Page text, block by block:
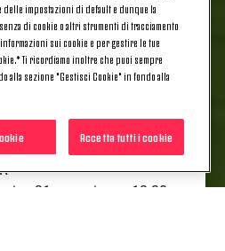
JUVENTUS-HELLAS
ore 20.45:
17 gennaio ore
20 gennaio,
27 gennaio, semif. and.
31 gennaio ore 12.30:
delle impostazioni di default e dunque la
di cookie o altri strumenti di tracciamento
sui cookie e per gestire le tue
Ti ricordiamo inoltre che puoi sempre
alla sezione "Gestisci Cookie" in fondo alla
Accetta tutti i cookie